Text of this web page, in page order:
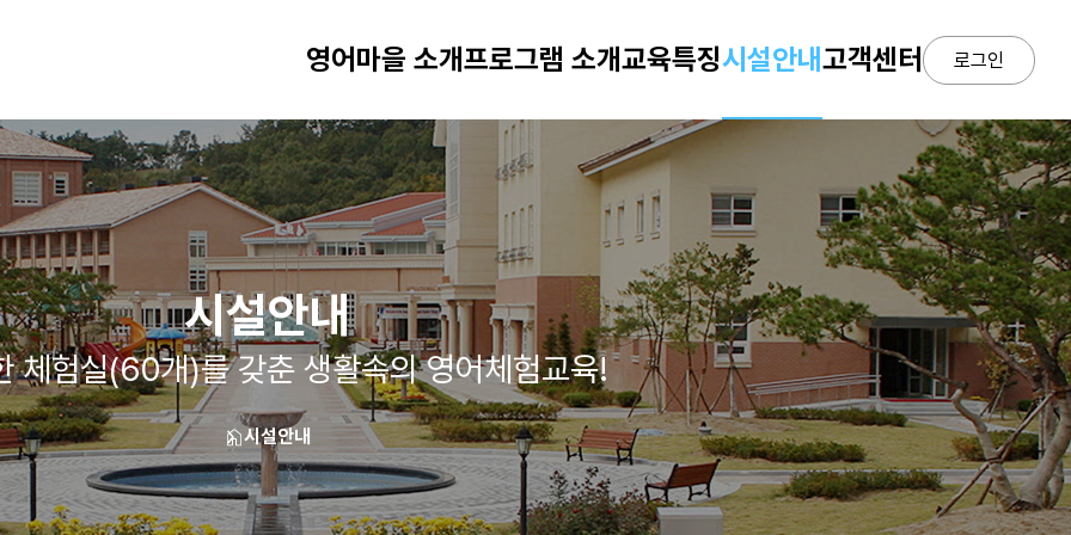
로그인
영어마을 소개프로그램 소개교육특징시설안내고객센터
시설안내
체험실(60개)를 갖춘 생활속의 영어체험교육!
시설안내